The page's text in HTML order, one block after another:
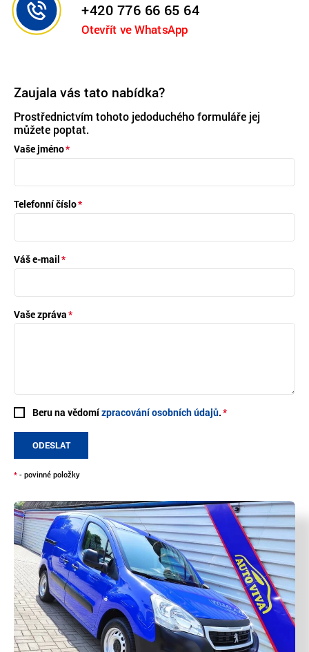
+420 776 66 65 64
Otevřít ve WhatsApp
Zaujala vás tato nabídka?
Prostřednictvím tohoto jedoduchého formuláře jej
můžete poptat.
Vaše jméno
Telefonní číslo
Váš e-mail
Vaše zpráva
Beru na vědomízpracování osobních údajů.
ODESLAT
* - povinné položky